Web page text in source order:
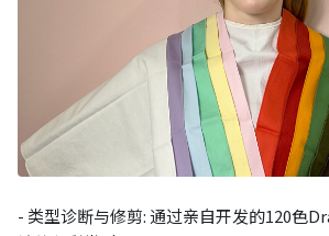
- 类型诊断与修剪: 通过亲自开发的120色